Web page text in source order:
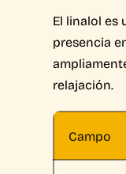
El linalol es
presencia
relajación.
Campo